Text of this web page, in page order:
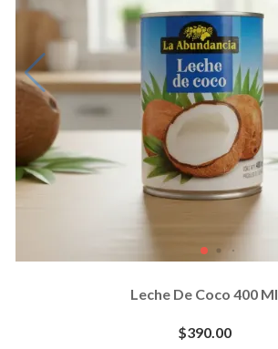
Leche De Coco 400 Ml
$390.00